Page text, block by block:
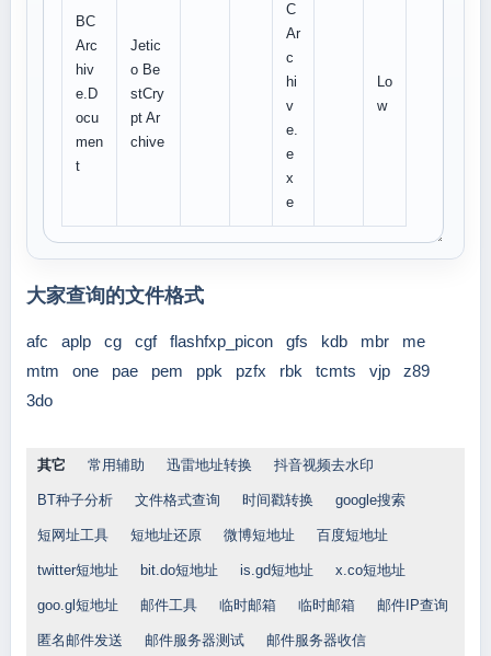
BC
Arc
hiv
e.D
ocu
men
t
Jetic
o Be
stCry
pt Ar
chive
C
Ar
c
hi
v
e.
e
x
e
Lo
w
大家查询的文件格式
afc aplp cg cgf flashfxp_picon gfs kdb mbr
me
mtm
one pae pem ppk pzfx rbk tcmts vjp
z89
3do
其它 常用辅助 迅雷地址转换 抖音视频去水印
BT种子分析 文件格式查询 时间戳转换 google搜索
短网址工具 短地址还原 微博短地址 百度短地址
twitter短地址 bit.do短地址 is.gd短地址 x.co短地址
goo.gl短地址 邮件工具 临时邮箱 临时邮箱 邮件IP查询
匿名邮件发送 邮件服务器测试 邮件服务器收信